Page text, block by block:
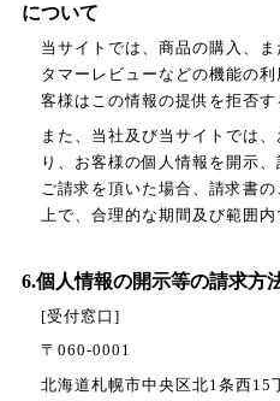
について
当サイトでは、商品の購入、
タマーレビューなどの機能の
客様はこの情報の提供を拒否す
また、当社及び当サイトでは
り、お客様の個人情報を開示
ご請求を頂いた場合、請求書
上で、合理的な期間及び範囲内
6.個人情報の開示等の請求方
[受付窓口]
〒060-0001
北海道札幌市中央区北1条西15